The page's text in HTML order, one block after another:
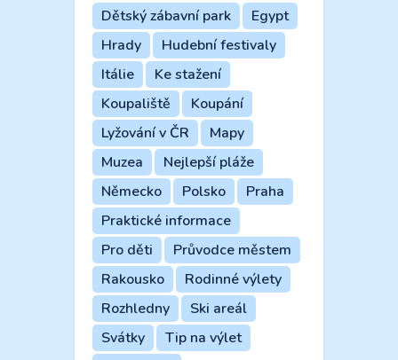
Dětský zábavní park
Egypt
Hrady
Hudební festivaly
Itálie
Ke stažení
Koupaliště
Koupání
Lyžování v ČR
Mapy
Muzea
Nejlepší pláže
Německo
Polsko
Praha
Praktické informace
Pro děti
Průvodce městem
Rakousko
Rodinné výlety
Rozhledny
Ski areál
Svátky
Tip na výlet